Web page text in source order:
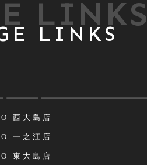
LINKS
LINKS
西大島店
一之江店
東大島店